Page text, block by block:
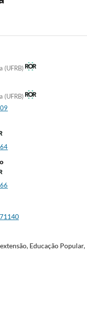
(UFRB)
(UFRB)
Educação Popular,